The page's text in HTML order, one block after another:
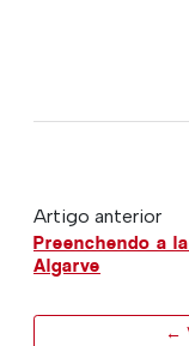
Artigo anterior
Preenchendo a
Algarve
←